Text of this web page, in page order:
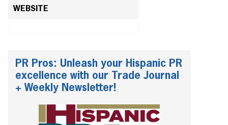
WEBSITE
PR Pros: Unleash your Hispanic PR
excellence with our Trade Journal
+ Weekly Newsletter!